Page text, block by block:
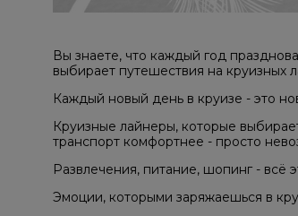
Вы знаете, что каждый год
выбирает путешествия на круизных
Каждый новый день в круизе - это
Круизные лайнеры, которые
транспорт комфортнее - просто
Развлечения, питание, шопинг - всё
Эмоции, которыми заряжаешься в